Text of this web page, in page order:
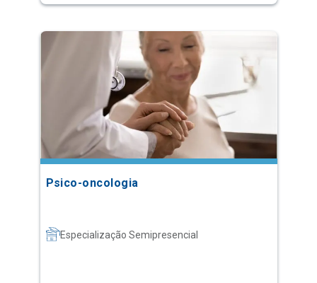
Psico-oncologia
Especialização Semipresencial